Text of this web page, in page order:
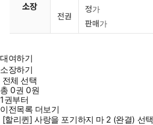
소장
전권
정가
판매가
대여하기
소장하기
전체 선택
총0권 0원
1권부터
이전목록 더보기
[할리퀸] 사랑을 포기하지 마 2 (완결) 선택